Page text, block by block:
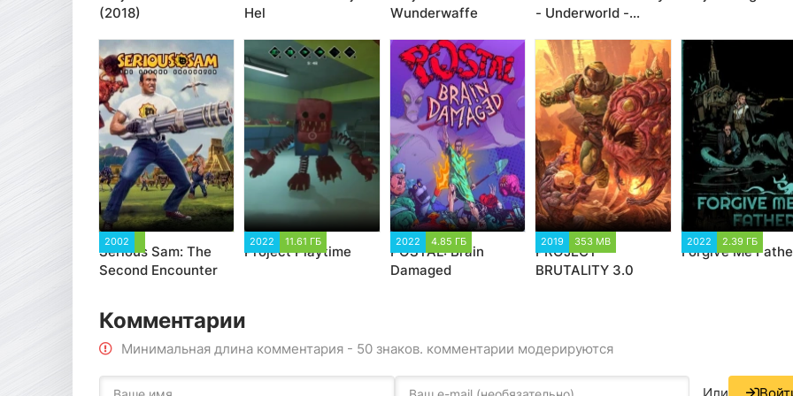
(2018)
Hel
Wunderwaffe
- Underworld -
2002
Serious Sam: The
Second Encounter
2022 11.61 ГБ
Project Playtime
2022 4.85 ГБ
POSTAL: Brain
Damaged
2019 353 MB
PROJECT
BRUTALITY 3.0
2022 2.39 ГБ
Forgive Me
Комментарии
Минимальная длина комментария - 50 знаков. комментарии модерируются